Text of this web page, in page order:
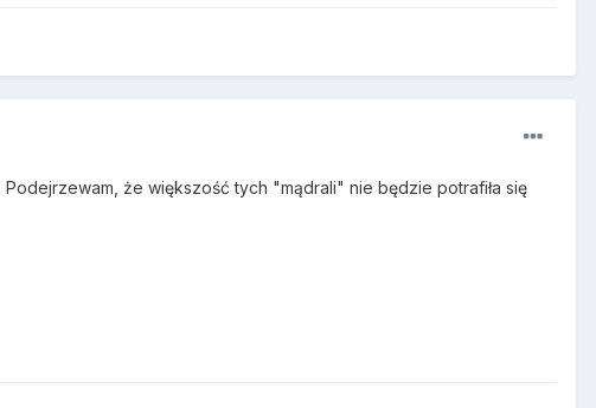
że większość tych "mądrali" nie będzie potrafiła się